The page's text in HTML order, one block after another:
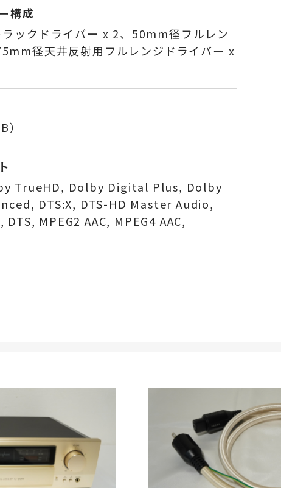
構成
ックドライバー x 2、50mm径フルレン
径天井反射用フルレンジドライバー x
TrueHD, Dolby Digital Plus, Dolby
DTS:X, DTS-HD Master Audio,
MPEG2 AAC, MPEG4 AAC,